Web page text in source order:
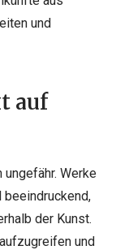
und
auf
Werke
der Kunst.
und